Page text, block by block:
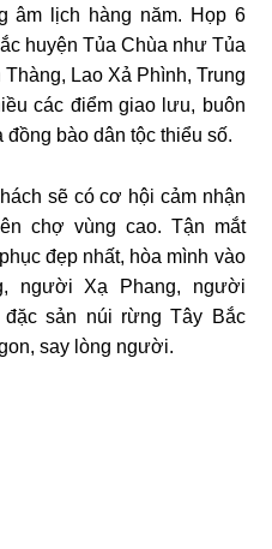
âm lịch hàng năm. Họp 6
huyện Tủa Chùa như Tủa
Lao Xả Phình, Trung
các điểm giao lưu, buôn
đồng bào dân tộc thiểu số.
sẽ có cơ hội cảm nhận
chợ vùng cao. Tận mắt
đẹp nhất, hòa mình vào
người Xạ Phang, người
sản núi rừng Tây Bắc
say lòng người.